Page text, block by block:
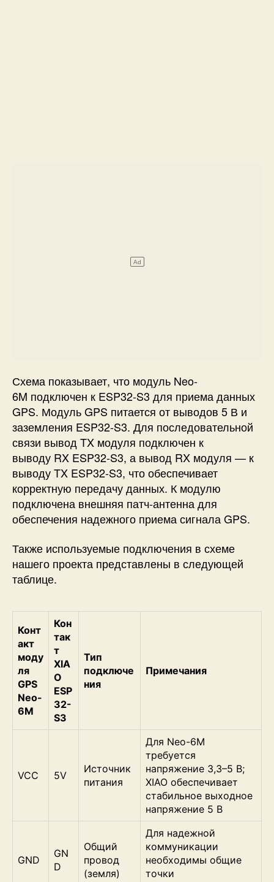
Схема показывает, что модуль Neo-
6M подключен к ESP32-S3 для приема данных
GPS. Модуль GPS питается от выводов 5 В и
заземления ESP32-S3. Для последовательной
связи выводTX модуля подключен к
выводу RX ESP32-S3, а вывод RX модуля — к
выводу TX ESP32-S3, что обеспечивает
корректную передачу данных. К модулю
подключена внешняя патч-антенна для
обеспечения надежного приема сигнала GPS.
Также используемые подключения в схеме
нашего проекта представлены в следующей
таблице.
Конт
акт
моду
ля
GPS
Neo-
6M
Кон
так
т
XIA
O
ESP
32-
S3
Тип
подключе
ния
Примечания
VCC 5V
Источник
питания
Для Neo-6M
требуется
напряжение 3,3–5 В;
XIAO обеспечивает
стабильное выходное
напряжение 5 В
GND
GN
D
Общий
провод
(земля)
Для надежной
коммуникации
необходимы общие
точки